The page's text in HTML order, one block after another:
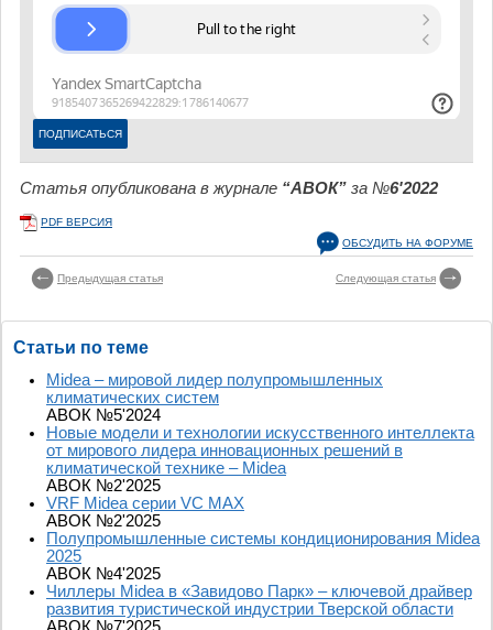
Статья опубликована в журнале “АВОК” за №6'2022
PDF ВЕРСИЯ
ОБСУДИТЬ НА ФОРУМЕ
Предыдущая статья Следующая статья
Статьи по теме
Midea – мировой лидер полупромышленных
климатических систем
АВОК №5'2024
Новые модели и технологии искусственного интеллекта
от мирового лидера инновационных решений в
климатической технике – Midea
АВОК №2'2025
VRF Midea серии VC MAX
АВОК №2'2025
Полупромышленные системы кондиционирования Midea
2025
АВОК №4'2025
Чиллеры Midea в «Завидово Парк» – ключевой драйвер
развития туристической индустрии Тверской области